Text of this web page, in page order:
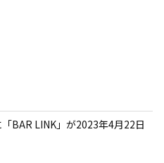
BAR LINK」が2023年4月22日